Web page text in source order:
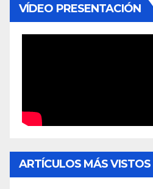
VÍDEO PRESENTACIÓN
ARTÍCULOS MÁS VISTOS